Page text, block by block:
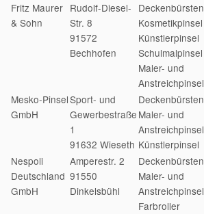
Fritz Maurer
& Sohn
Rudolf-Diesel-
Str. 8
91572
Bechhofen
Deckenbürsten
Kosmetikpinsel
Künstlerpinsel
Schulmalpinsel
Maler- und
Anstreichpinsel
Mesko-Pinsel
GmbH
Sport- und
Gewerbestraße
1
91632 Wieseth
Deckenbürsten
Maler- und
Anstreichpinsel
Künstlerpinsel
Nespoli
Deutschland
GmbH
Amperestr. 2
91550
Dinkelsbühl
Deckenbürsten
Maler- und
Anstreichpinsel
Farbroller